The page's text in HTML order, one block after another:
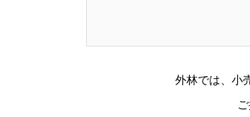
外林では、小